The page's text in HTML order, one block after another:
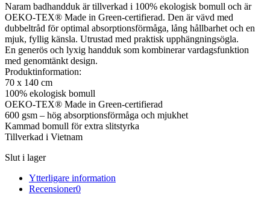
Naram badhandduk är tillverkad i 100% ekologisk bomull och är
OEKO-TEX® Made in Green-certifierad. Den är vävd med
dubbeltråd för optimal absorptionsförmåga, lång hållbarhet och en
mjuk, fyllig känsla. Utrustad med praktisk upphängningsögla.
En generös och lyxig handduk som kombinerar vardagsfunktion
med genomtänkt design.
Produktinformation:
70 x 140 cm
100% ekologisk bomull
OEKO-TEX® Made in Green-certifierad
600 gsm – hög absorptionsförmåga och mjukhet
Kammad bomull för extra slitstyrka
Tillverkad i Vietnam
Slut i lager
Ytterligare information
Recensioner0